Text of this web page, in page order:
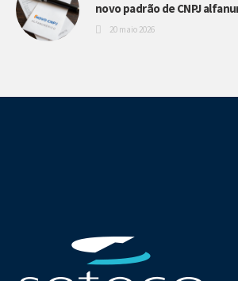
novo padrão de CNPJ
20 maio 2026